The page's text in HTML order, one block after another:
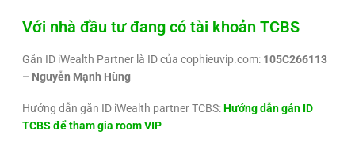
Với nhà đầu tư đang có tài khoản TCBS
Gắn ID iWealth Partner là ID của cophieuvip.com: 105C266113
– Nguyễn Mạnh Hùng
Hướng dẫn gắn ID iWealth partner TCBS:Hướng dẫn gán ID
TCBS để tham gia room VIP